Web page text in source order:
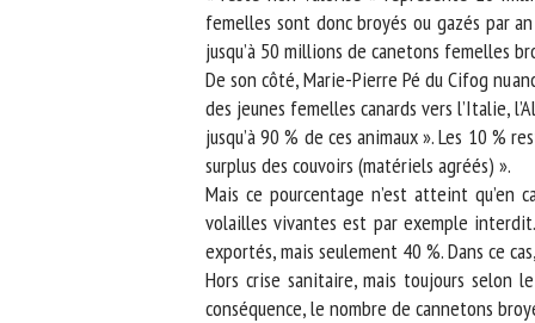
femelles sont donc broyés ou gazés par
jusqu’à 50 millions de canetons femelles
De son côté, Marie-Pierre Pé du Cifog
des jeunes femelles canards vers l’Italie,
jusqu’à 90 % de ces animaux ». Les 10 %
surplus des couvoirs (matériels agréés) ».
Mais ce pourcentage n’est atteint qu’en
volailles vivantes est par exemple
exportés, mais seulement 40 %. Dans ce
Hors crise sanitaire, mais toujours selon
conséquence, le nombre de cannetons